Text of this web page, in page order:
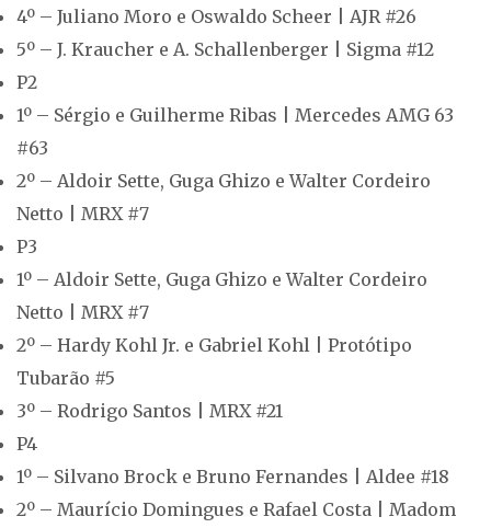
4º – Juliano Moro e Oswaldo Scheer | AJR #26
5º – J. Kraucher e A. Schallenberger | Sigma #12
P2
1º – Sérgio e Guilherme Ribas | Mercedes AMG 63
#63
2º – Aldoir Sette, Guga Ghizo e Walter Cordeiro
Netto | MRX #7
P3
1º – Aldoir Sette, Guga Ghizo e Walter Cordeiro
Netto | MRX #7
2º – Hardy Kohl Jr. e Gabriel Kohl | Protótipo
Tubarão #5
3º – Rodrigo Santos | MRX #21
P4
1º – Silvano Brock e Bruno Fernandes | Aldee #18
2º – Maurício Domingues e Rafael Costa | Madom